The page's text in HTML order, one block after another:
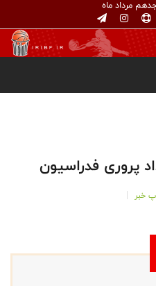
مرداد ماه
پروری فدراسیون
خبر